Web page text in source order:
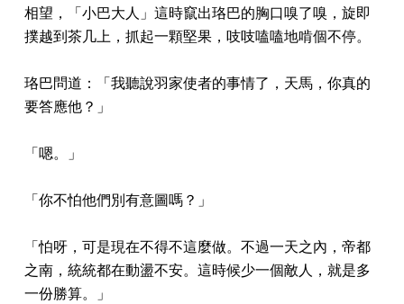
相望，「小巴大人」這時竄出珞巴的胸口嗅了嗅，旋即
撲越到茶几上，抓起一顆堅果，吱吱嗑嗑地啃個不停。
珞巴問道：「我聽說羽家使者的事情了，天馬，你真的
要答應他？」
「嗯。」
「你不怕他們別有意圖嗎？」
「怕呀，可是現在不得不這麼做。不過一天之內，帝都
之南，統統都在動盪不安。這時候少一個敵人，就是多
一份勝算。」